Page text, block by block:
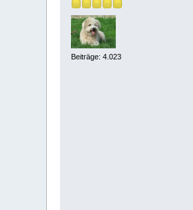
Beiträge: 4.023